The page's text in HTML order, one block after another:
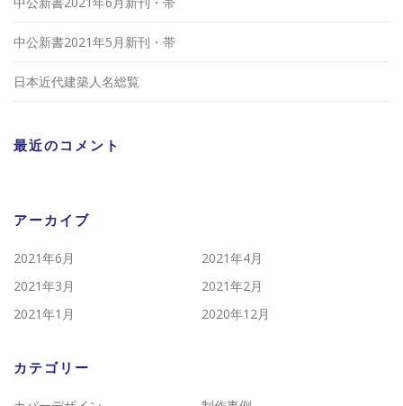
中公新書2021年5月新刊・帯
日本近代建築人名総覧
最近のコメント
アーカイブ
2021年6月
2021年4月
2021年3月
2021年2月
2021年1月
2020年12月
カテゴリー